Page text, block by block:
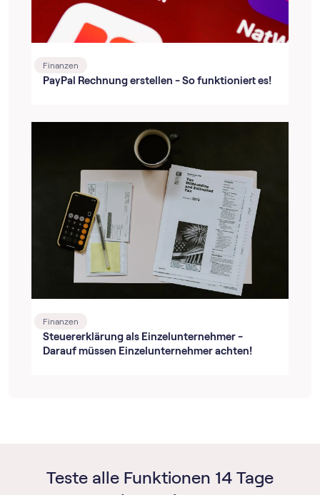
Finanzen
PayPal Rechnung erstellen - So funktioniert es!
Finanzen
Steuererklärung als Einzelunternehmer -
Darauf müssen Einzelunternehmer achten!
Teste alle Funktionen 14 Tage